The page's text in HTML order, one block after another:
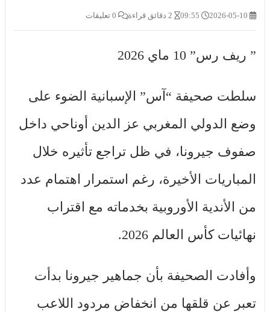
” ريف رس” 10 ماي 2026
سلطت صحيفة “آس” الإسبانية الضوء على
وضع الدولي المغربي عز الدين أوناحي داخل
صفوف جيرونا، في ظل تراجع تأثيره خلال
المباريات الأخيرة، رغم استمرار اهتمام عدد
من الأندية الأوروبية بخدماته مع اقتراب
نهائيات كأس العالم 2026.
وأفادت الصحيفة بأن جماهير جيرونا بدأت
تعبر عن قلقها من انخفاض مردود اللاعب